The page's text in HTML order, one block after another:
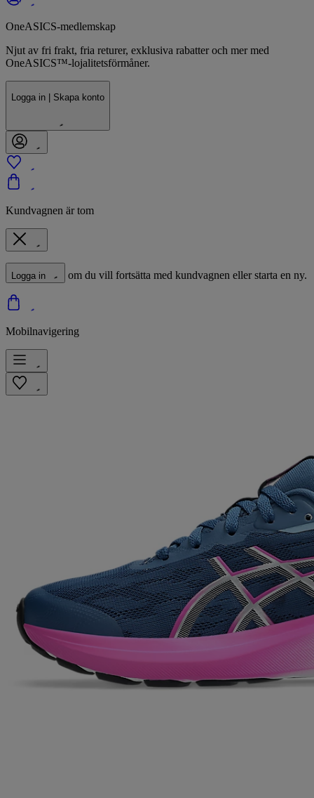
OneASICS-medlemskap
Njut av fri frakt, fria returer, exklusiva rabatter och mer med
OneASICS™-lojalitetsförmåner.
Logga in | Skapa konto
Kundvagnen är tom
Logga in om du vill fortsätta med kundvagnen eller starta en ny.
Mobilnavigering